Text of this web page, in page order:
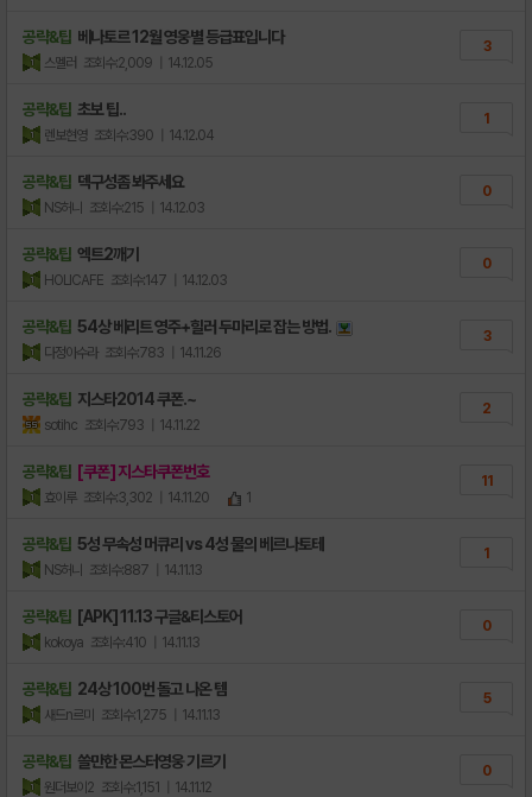
공략&팁 베나토르 12월 영웅별 등급표입니다
스멜러 조회수:2,009 | 14.12.05
3
공략&팁 초보 팁..
렌보현영 조회수:390 | 14.12.04
1
공략&팁 덱구성좀 봐주세요
NS허니 조회수:215 | 14.12.03
0
공략&팁 엑트2깨기
HOLICAFE 조회수:147 | 14.12.03
0
공략&팁 54상 베리트 영주+힐러 두마리로 잡는 방법.
다정아수라 조회수:783 | 14.11.26
3
공략&팁 지스타2014 쿠폰.~
sotihc 조회수:793 | 14.11.22
2
공략&팁 [쿠폰] 지스타쿠폰번호
효이루 조회수:3,302 | 14.11.20 1
11
공략&팁 5성 무속성 머큐리 vs 4성 물의 베르나토테
NS허니 조회수:887 | 14.11.13
1
공략&팁 [APK] 11.13 구글&티스토어
kokoya 조회수:410 | 14.11.13
0
공략&팁 24상 100번 돌고 나온 템
새드n르미 조회수:1,275 | 14.11.13
5
공략&팁 쓸만한 몬스터영웅 기르기
원더보이2 조회수:1,151 | 14.11.12
0